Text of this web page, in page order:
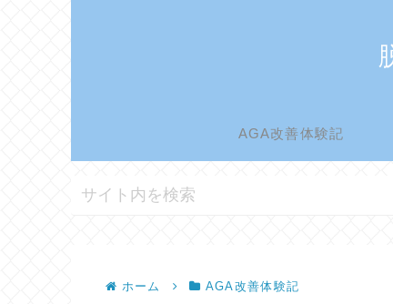
AGA改善体験記
ホーム AGA改善体験記